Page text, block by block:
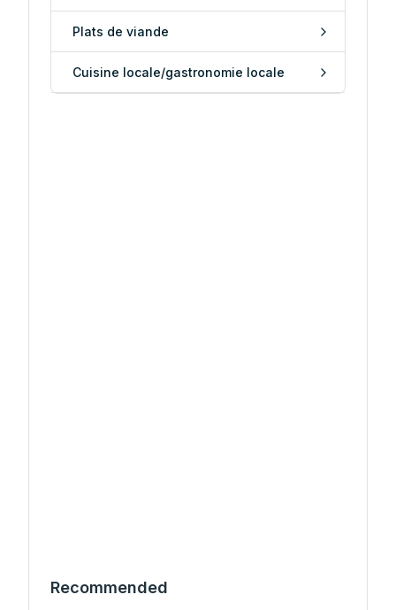
Plats de viande
Cuisine locale/gastronomie locale
Recommended